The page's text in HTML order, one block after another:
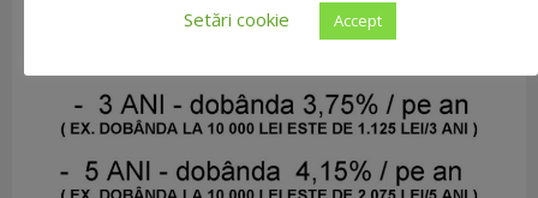
Setări cookie
Accept